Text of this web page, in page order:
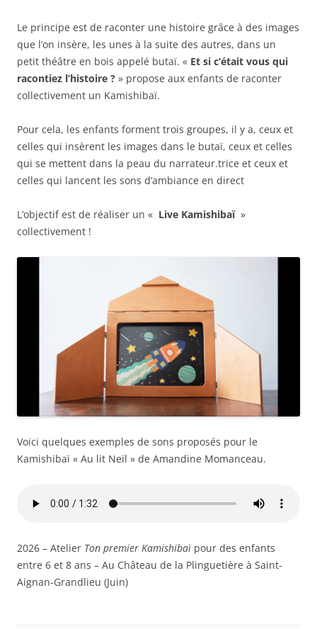
Le principe est de raconter une histoire grâce à des images
que l’on insère, les unes à la suite des autres, dans un
petit théâtre en bois appelé butaï. « Et si c’était vous qui
racontiez l’histoire ? » propose aux enfants de raconter
collectivement un Kamishibaï.
Pour cela, les enfants forment trois groupes, il y a, ceux et
celles qui insèrent les images dans le butaï, ceux et celles
qui se mettent dans la peau du narrateur.trice et ceux et
celles qui lancent les sons d’ambiance en direct
L’objectif est de réaliser un « Live Kamishibaï»
collectivement !
Voici quelques exemples de sons proposés pour le
Kamishibaï « Au lit Neil » de Amandine Momanceau.
2026 – Atelier Ton premier Kamishibaï pour des enfants
entre 6 et 8 ans – Au Château de la Plinguetière à Saint-
Aignan-Grandlieu (Juin)